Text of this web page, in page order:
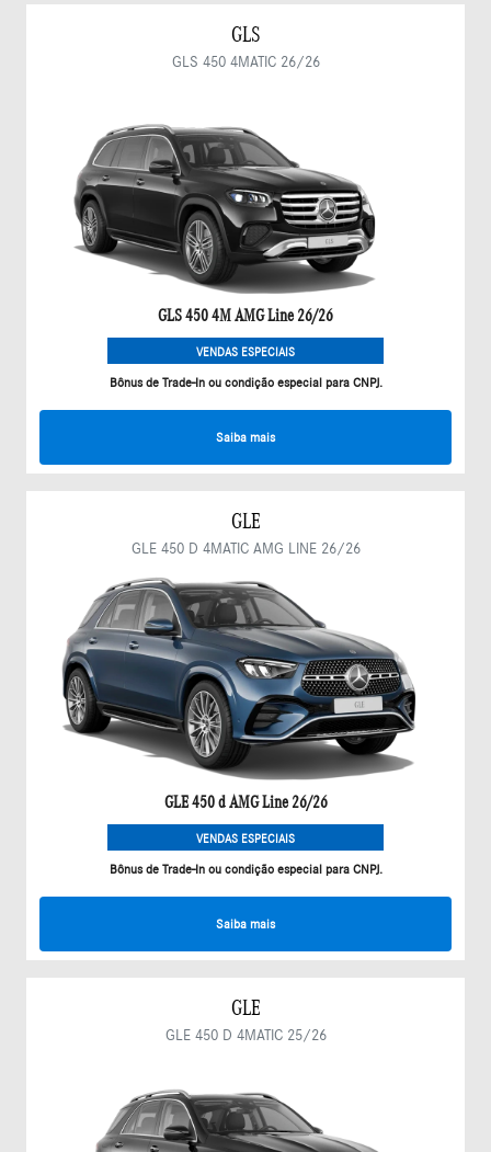
GLS
GLS 450 4MATIC 26/26
GLS 450 4M AMG Line 26/26
VENDAS ESPECIAIS
Bônus de Trade-In ou condição especial para CNPJ.
Saiba mais
GLE
GLE 450 D 4MATIC AMG LINE 26/26
GLE 450 d AMG Line 26/26
VENDAS ESPECIAIS
Bônus de Trade-In ou condição especial para CNPJ.
Saiba mais
GLE
GLE 450 D 4MATIC 25/26